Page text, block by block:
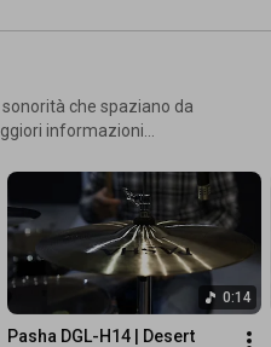
che spaziano da
0:14
Pasha DGL-H14 | Desert